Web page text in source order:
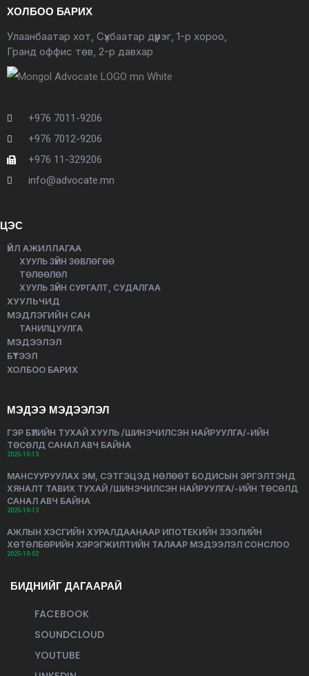
ХОЛБОО БАРИХ
Улаанбаатар хот, Сүхбаатар дүүрэг, 1-р хороо,
Гранд оффис төв, 2-р давхар
+976 7011-9206
+976 7012-9206
+976 11-329206
info@advocate.mn
ЦЭС
ҮЙЛ АЖИЛЛАГАА
ХУУЛЬ ЗҮЙН ЗӨВЛӨГӨӨ
ТӨЛӨӨЛӨЛ
ХУУЛЬ ЗҮЙН СУРГАЛТ, СУДАЛГАА
ХУУЛЬЧИД
МЭДЛЭГИЙН САН
ТАНИЛЦУУЛГА
МЭДЭЭЛЭЛ
БҮТЭЭЛ
ХОЛБОО БАРИХ
МЭДЭЭ МЭДЭЭЛЭЛ
ГЭР БҮЛИЙН ТУХАЙ ХУУЛЬ /ШИНЭЧИЛСЭН НАЙРУУЛГА/-ИЙН
ТӨСӨЛД САНАЛ АВЧ БАЙНА
2025-10-13
МАНСУУРУУЛАХ ЭМ, СЭТГЭЦЭД НӨЛӨӨТ БОДИСЫН ЭРГЭЛТЭНД
ХЯНАЛТ ТАВИХ ТУХАЙ /ШИНЭЧИЛСЭН НАЙРУУЛГА/-ИЙН ТӨСӨЛД
САНАЛ АВЧ БАЙНА
2025-10-13
АЖЛЫН ХЭСГИЙН ХУРАЛДААНААР ИПОТЕКИЙН ЗЭЭЛИЙН
ХӨТӨЛБӨРИЙН ХЭРЭГЖИЛТИЙН ТАЛААР МЭДЭЭЛЭЛ СОНСЛОО
2025-10-02
БИДНИЙГ ДАГААРАЙ
FACEBOOK
SOUNDCLOUD
YOUTUBE